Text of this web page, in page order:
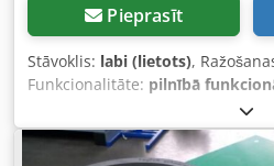
Pieprasīt
Stāvoklis: labi (lietots),
Funkcionalitāte: pilnībā
iekārtas/transportlīdzekļa
informāciju par iekārtu varat
personīgi, ko mēs arī iesakām.